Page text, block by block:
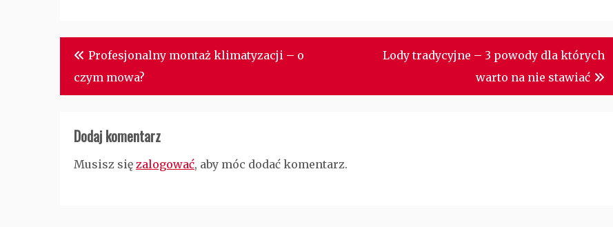
Nawigacja
wpisu
Profesjonalny montaż klimatyzacji – o
czym mowa?
Lody tradycyjne – 3 powody dla których
warto na nie stawiać
Dodaj komentarz
Musisz się zalogować, aby móc dodać komentarz.